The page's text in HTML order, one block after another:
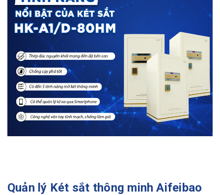
Quản lý Két sắt thông minh Aifeibao